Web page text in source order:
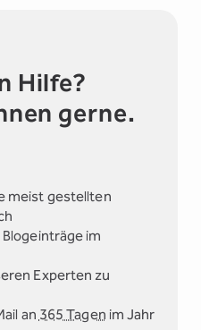
Hilfe?
gerne.
meist gestellten
im
Experten zu
an 365 Tagen im Jahr